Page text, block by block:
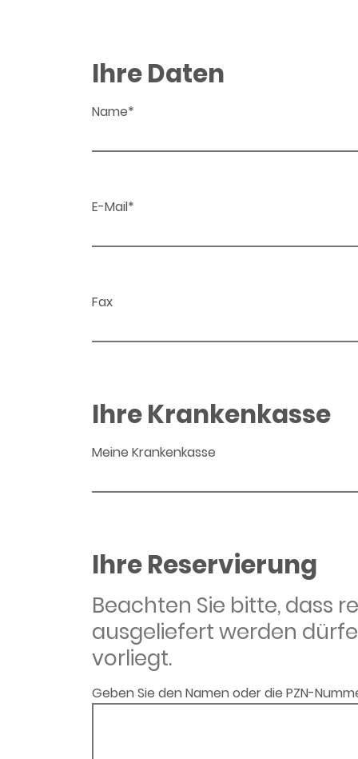
Ihre Daten
Name*
E-Mail*
Fax
Ihre Krankenkasse
Meine Krankenkasse
Ihre Reservierung
Beachten Sie bitte, dass
ausgeliefert werden
vorliegt.
Geben Sie den Namen oder die PZN-